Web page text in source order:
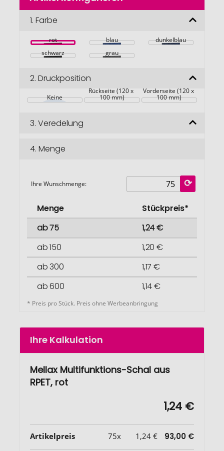
Bildgalerie
1. Farbe
rot blau
dunkelblau
schwarz
grau
2. Druckposition
Keine
Rückseite (120 x
100 mm)
Vorderseite (120 x
100 mm)
3. Veredelung
4. Menge
Ihre Wunschmenge:
Menge
Stückpreis*
ab 75
1,24 €
ab 150
1,20 €
ab 300
1,17 €
ab 600
1,14 €
* Preis pro Stück. Preis ohne Werbeanbringung
Ihre Kalkulation
Mellax Multifunktions-Schal aus
RPET, rot
1,24 €
Artikelpreis 75x 1,24 € 93,00 €